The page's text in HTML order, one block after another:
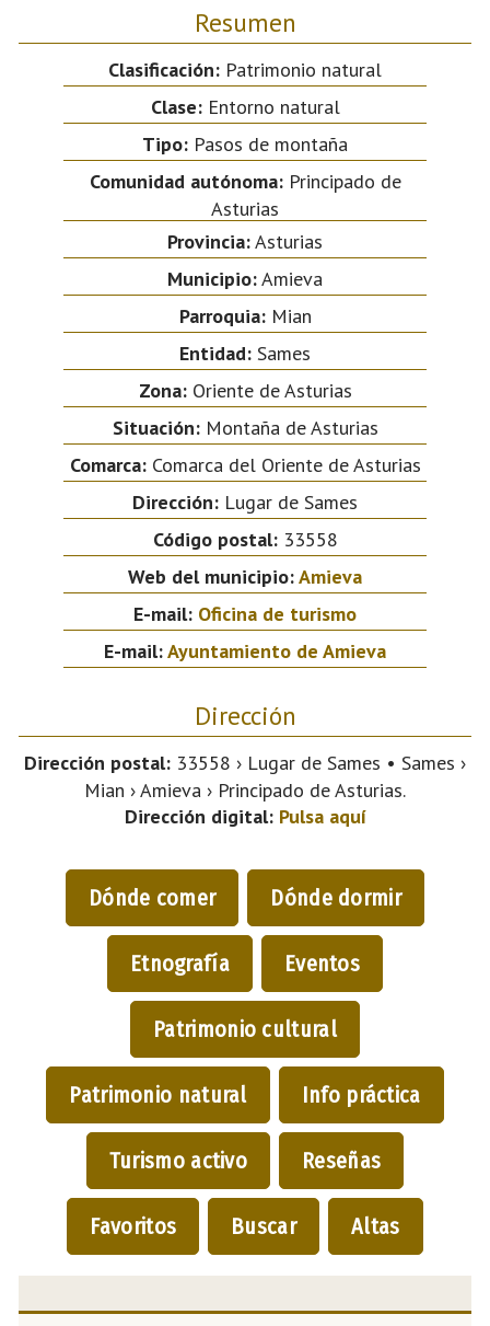
Resumen
Clasificación: Patrimonio natural
Clase:Entorno natural
Tipo: Pasos de montaña
Comunidad autónoma:Principado de
Asturias
Provincia:Asturias
Municipio:Amieva
Parroquia:Mian
Entidad: Sames
Zona:Oriente de Asturias
Situación:Montaña de Asturias
Comarca:Comarca del Oriente de Asturias
Dirección: Lugar de Sames
Código postal:33558
Web del municipio:Amieva
E-mail: Oficina de turismo
E-mail:Ayuntamiento de Amieva
Dirección
Dirección postal: 33558 › Lugar de Sames • Sames ›
Mian › Amieva › Principado de Asturias.
Dirección digital: Pulsa aquí
Dónde comer Dónde dormir
Etnografía Eventos
Patrimonio cultural
Patrimonio natural Info práctica
Turismo activo Reseñas
Favoritos Buscar Altas